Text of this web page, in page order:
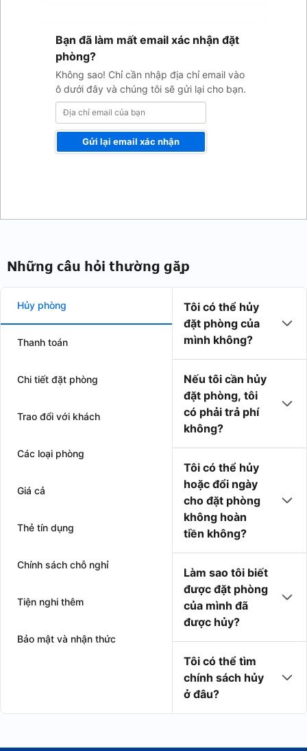
Bạn đã làm mất email xác nhận đặt
phòng?
Không sao! Chỉ cần nhập địa chỉ email vào
ô dưới đây và chúng tôi sẽ gửi lại cho bạn.
email
Gửi lại email xác nhận
Những câu hỏi thường gặp
Hủy phòng
Thanh toán
Chi tiết đặt phòng
Trao đổi với khách
Các loại phòng
Giá cả
Thẻ tín dụng
Chính sách chỗ nghỉ
Tiện nghi thêm
Bảo mật và nhận thức
Tôi có thể hủy
đặt phòng của
mình không?
Nếu tôi cần hủy
đặt phòng, tôi
có phải trả phí
không?
Tôi có thể hủy
hoặc đổi ngày
cho đặt phòng
không hoàn
tiền không?
Làm sao tôi biết
được đặt phòng
của mình đã
được hủy?
Tôi có thể tìm
chính sách hủy
ở đâu?